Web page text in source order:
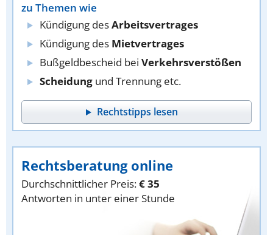
zu Themen wie
Kündigung desArbeitsvertrages
Kündigung des Mietvertrages
Bußgeldbescheid bei Verkehrsverstößen
Scheidung und Trennung etc.
Rechtstipps lesen
Rechtsberatung online
Durchschnittlicher Preis:€ 35
Antworten in unter einer Stunde